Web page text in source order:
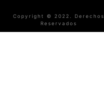
Copyright © 2022. Derechos
Reservados